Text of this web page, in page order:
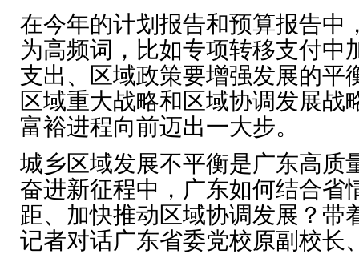
在今年的计划报告和预算报告中
为高频词，比如专项转移支付中
支出、区域政策要增强发展的平
区域重大战略和区域协调发展战
富裕进程向前迈出一大步。
城乡区域发展不平衡是广东高质
奋进新征程中，广东如何结合省
距、加快推动区域协调发展？带
记者对话广东省委党校原副校长